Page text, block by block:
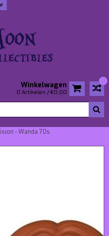
0
Winkelwagen
0 Artikelen / €0,00
- Wanda 70s